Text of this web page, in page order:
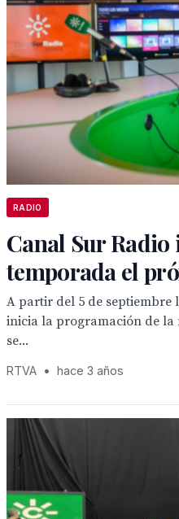
RADIO
Canal Sur
temporada el
A partir del 5 de
inicia la programación de la
se...
RTVA • hace 3 años